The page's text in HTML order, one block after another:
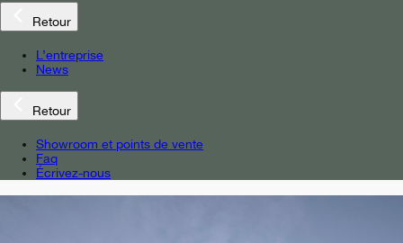
Retour
L’entreprise
News
Retour
Showroom et points de vente
Faq
Écrivez-nous